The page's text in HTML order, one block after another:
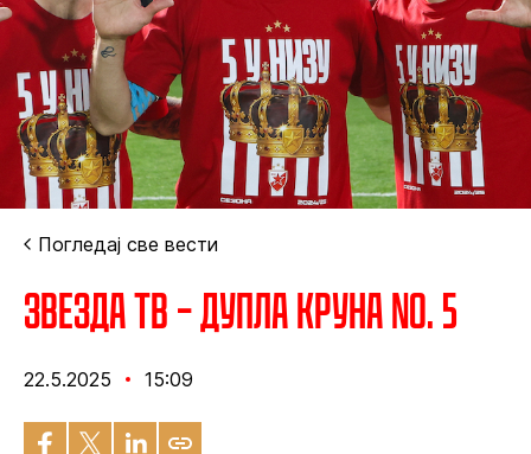
Погледај све вести
Звезда ТВ – Дупла круна No. 5
22.5.2025 15:09